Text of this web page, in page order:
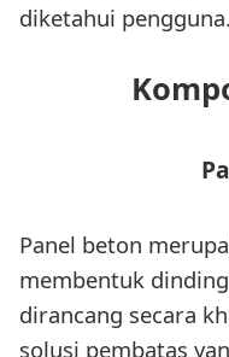
diketahui pengguna.
Panel beton
membentuk
dirancang secara
solusi pembatas